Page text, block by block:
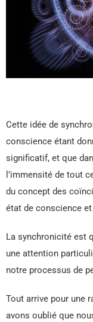
Cette idée de
conscience étant
significatif, et que
l’immensité de tout
du concept des
état de conscience
La synchronicité est
une attention
notre processus de
Tout arrive pour une
avons oublié que